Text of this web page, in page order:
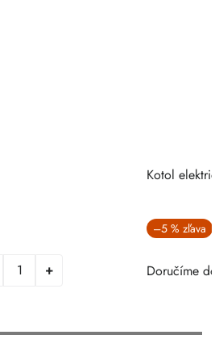
Kotol
–5 %
Doručíme